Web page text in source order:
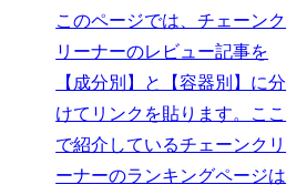
このページでは、チェーンク
リーナーのレビュー記事を
【成分別】と【容器別】に分
けてリンクを貼ります。ここ
で紹介しているチェーンクリ
ーナーのランキングページは